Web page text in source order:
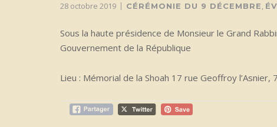
28 octobre 2019 CÉRÉMONIE DU 9 DÉCEMBRE,
Sous la haute présidence de Monsieur le Grand
Gouvernement de la République
Lieu : Mémorial de la Shoah 17 rue Geoffroy l’Asnier,